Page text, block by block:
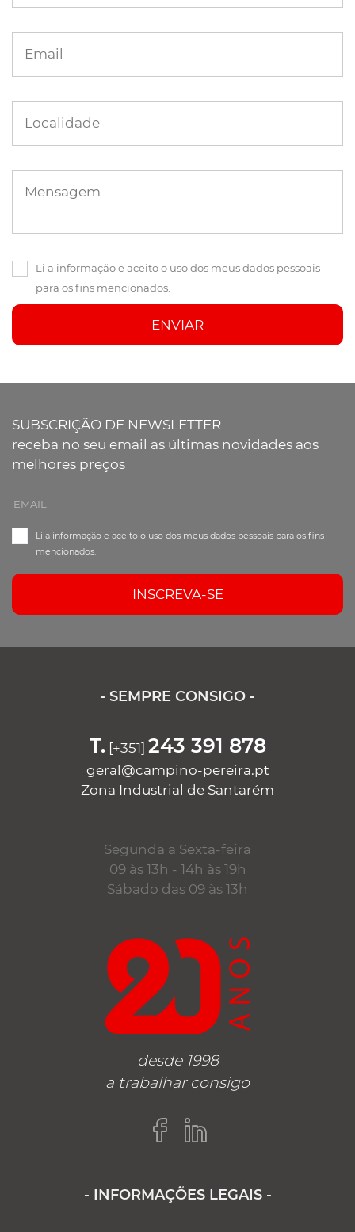
Email
Localidade
Mensagem
Li a informaçãoe aceito o uso dos meus dados pessoais
para os fins mencionados.
ENVIAR
SUBSCRIÇÃO DE NEWSLETTER
receba no seu email as últimas novidades aos
melhores preços
Li a informação e aceito o uso dos meus dados pessoais para os fins
mencionados.
INSCREVA-SE
- SEMPRE CONSIGO -
T. [+351] 243 391 878
geral@campino-pereira.pt
Zona Industrial de Santarém
Segunda a Sexta-feira
09 às 13h - 14h às 19h
Sábado das 09 às 13h
desde 1998
a trabalhar consigo
- INFORMAÇÕES LEGAIS -